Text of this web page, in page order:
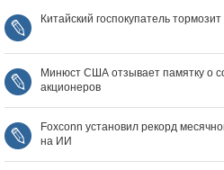
Китайский госпокупатель
Минюст США отзывает памятку о
акционеров
Foxconn установил рекорд
на ИИ